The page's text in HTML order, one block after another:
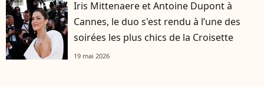
Iris Mittenaere et Antoine Dupont à
Cannes, le duo s'est rendu à l’une des
soirées les plus chics de la Croisette
19 mai 2026